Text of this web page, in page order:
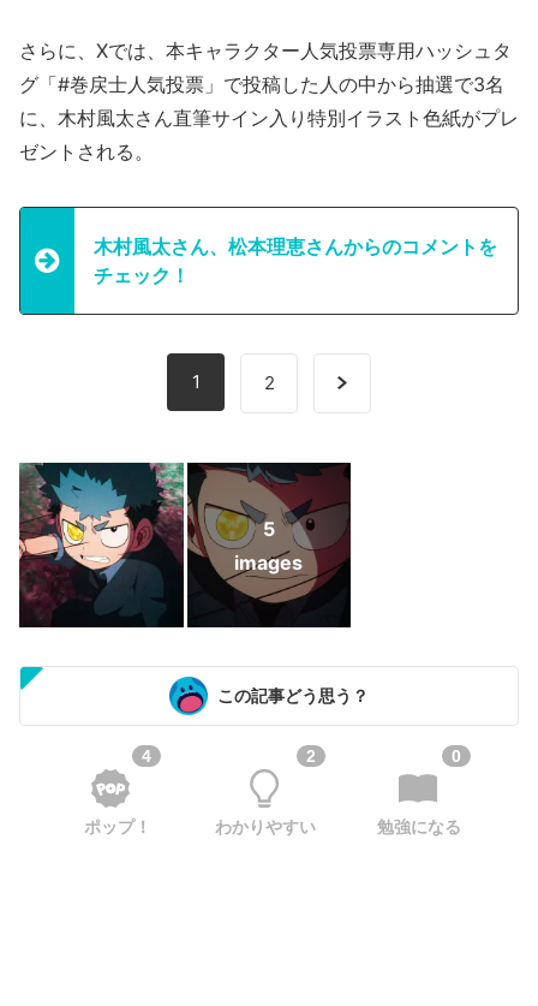
さらに、Xでは、本キャラクター人気投票専用ハッシュタ
グ「#巻戻士人気投票」で投稿した人の中から抽選で3名
に、木村風太さん直筆サイン入り特別イラスト色紙がプレ
ゼントされる。
木村風太さん、松本理恵さんからのコメントを
チェック！
1 2
5
images
この記事どう思う？
4
ポップ！
2
わかりやすい
0
勉強になる